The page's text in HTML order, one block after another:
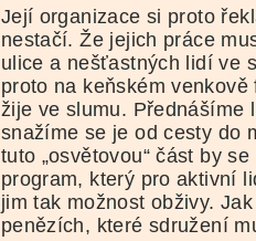
Její organizace si proto
nestačí. Že jejich práce
ulice a nešťastných lidí ve
proto na keňském
žije ve slumu. Přednášíme
snažíme se je od cesty do
tuto „osvětovou“ část by
program, který pro aktivní
jim tak možnost obživy.
penězích, které sdružení